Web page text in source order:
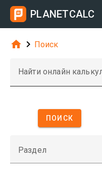
PLANETCALC
  Поиск
Найти онлайн
ПОИСК
Раздел